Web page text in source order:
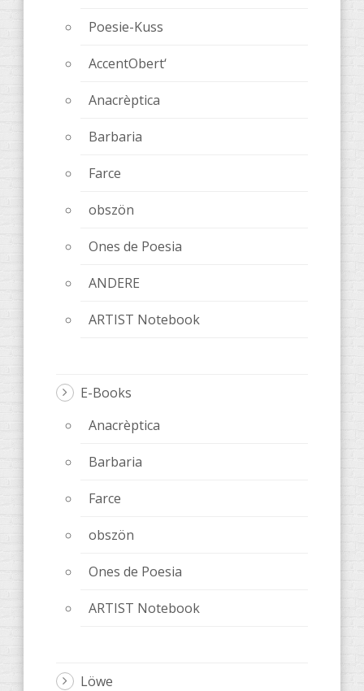
Poesie-Kuss
AccentObert‘
Anacrèptica
Barbaria
Farce
obszön
Ones de Poesia
ANDERE
ARTIST Notebook
E-Books
Anacrèptica
Barbaria
Farce
obszön
Ones de Poesia
ARTIST Notebook
Löwe